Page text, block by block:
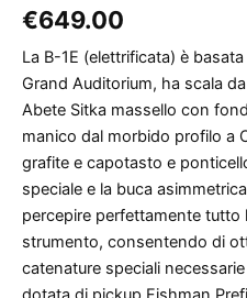
€649.00
La B-1E (elettrificata) è
Grand Auditorium, ha scala
Abete Sitka massello con
manico dal morbido profilo a
grafite e capotasto e
speciale e la buca
percepire perfettamente
strumento, consentendo di
catenature speciali